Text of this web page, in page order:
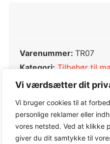
Vi værdsætter dit
Vi bruger cookies til at
personlige reklamer eller
vores netsted. Ved at klikke
giver du dit samtykke til
Varenummer: TR07
Kategori: Tilbehør til
Tag: Tilbehør til